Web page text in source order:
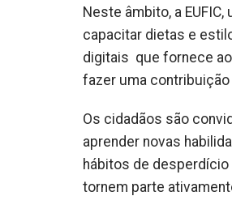
Neste âmbito, a
capacitar dietas e
digitais que fornece
fazer uma
Os cidadãos são
aprender novas
hábitos de
tornem parte